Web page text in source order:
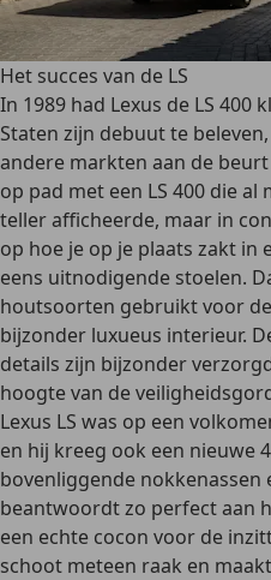
Het succes van de LS
In 1989 had Lexus de LS 400
Staten zijn debuut te
andere markten aan de
op pad met een LS 400 die
teller afficheerde, maar in
op hoe je op je plaats zakt in
eens uitnodigende stoelen.
houtsoorten gebruikt voor
bijzonder luxueus interieur.
details zijn bijzonder
hoogte van de
Lexus LS was op een
en hij kreeg ook een nieuwe
bovenliggende nokkenassen
beantwoordt zo perfect aan
een echte cocon voor de
schoot meteen raak en